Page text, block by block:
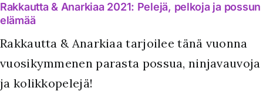
Rakkautta & Anarkiaa 2021: Pelejä, pelkoja ja possun
elämää
Rakkautta & Anarkiaa tarjoilee tänä vuonna
vuosikymmenen parasta possua, ninjavauvoja
ja kolikkopelejä!